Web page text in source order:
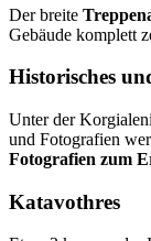
Der breite
Gebäude komplett
Historisches
Unter der
und Fotografien
Fotografien zum
Katavothres